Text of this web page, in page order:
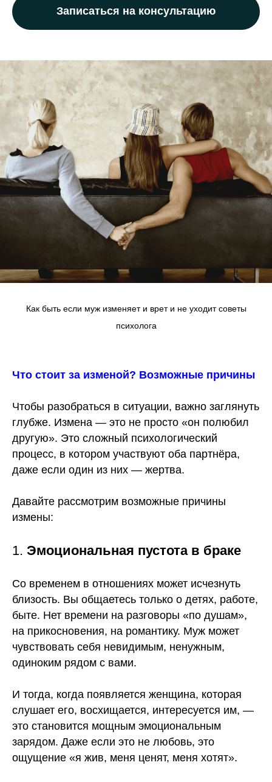
Записаться на консультацию
Как быть если муж изменяет и врет и не уходит советы
психолога
Что стоит за изменой? Возможные причины
Чтобы разобраться в ситуации, важно заглянуть
глубже. Измена — это не просто «он полюбил
другую». Это сложный психологический
процесс, в котором участвуют оба партнёра,
даже если один из них — жертва.
Давайте рассмотрим возможные причины
измены:
1. Эмоциональная пустота в браке
Со временем в отношениях может исчезнуть
близость. Вы общаетесь только о детях, работе,
быте. Нет времени на разговоры «по душам»,
на прикосновения, на романтику. Муж может
чувствовать себя невидимым, ненужным,
одиноким рядом с вами.
И тогда, когда появляется женщина, которая
слушает его, восхищается, интересуется им, —
это становится мощным эмоциональным
зарядом. Даже если это не любовь, это
ощущение «я жив, меня ценят, меня хотят».